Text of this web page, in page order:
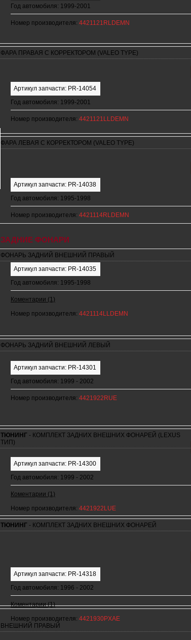
Год автомобиля: 1999-2001
Номер производителя: 4421121RLDEMN
Артикул запчасти: PR-14054
Год автомобиля: 1999-2001
Номер производителя: 4421121LLDEMN
ФАРА ПРАВАЯ С КОРРЕКТОРОМ (VALEO TYPE)
Артикул запчасти: PR-14038
Год автомобиля: 1995-1998
Номер производителя: 4421114RLDEMN
ФАРА ЛЕВАЯ С КОРРЕКТОРОМ (VALEO TYPE)
Артикул запчасти: PR-14035
Год автомобиля: 1995-1998
Коментарии (1)
Номер производителя: 4421114LLDEMN
ЗАДНИЕ ФОНАРИ
ФОНАРЬ ЗАДНИЙ ВНЕШНИЙ ПРАВЫЙ
Артикул запчасти: PR-14301
Год автомобиля: 1999 - 2002
Номер производителя: 4421922RUE
ФОНАРЬ ЗАДНИЙ ВНЕШНИЙ ЛЕВЫЙ
Артикул запчасти: PR-14300
Год автомобиля: 1999 - 2002
Коментарии (1)
Номер производителя: 4421922LUE
ТЮНИНГ - КОМПЛЕКТ ЗАДНИХ ВНЕШНИХ ФОНАРЕЙ (LEXUS
ТИП)
Артикул запчасти: PR-14318
Год автомобиля: 1996 - 2002
Коментарии (1)
Номер производителя: 4421930PXAE
ТЮНИНГ - КОМПЛЕКТ ЗАДНИХ ВНЕШНИХ ФОНАРЕЙ
ВНЕШНИЙ ПРАВЫЙ